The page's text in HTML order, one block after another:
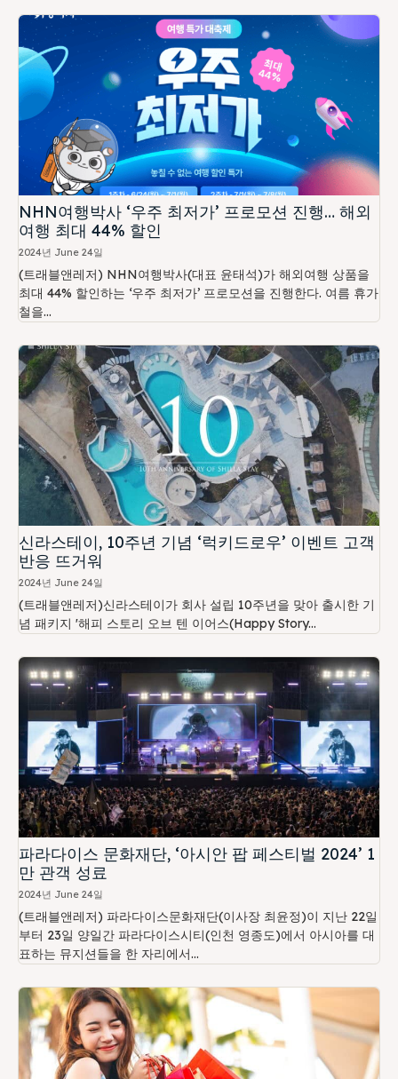
NHN여행박사 ‘우주 최저가’ 프로모션 진행… 해외
여행 최대 44% 할인
2024년 June 24일
(트래블앤레저) NHN여행박사(대표 윤태석)가 해외여행 상품을
최대 44% 할인하는 ‘우주 최저가’ 프로모션을 진행한다. 여름 휴가
철을...
신라스테이, 10주년 기념 ‘럭키드로우’ 이벤트 고객
반응 뜨거워
2024년 June 24일
(트래블앤레저)신라스테이가 회사 설립 10주년을 맞아 출시한 기
념 패키지 '해피 스토리 오브 텐 이어스(Happy Story...
파라다이스 문화재단, ‘아시안 팝 페스티벌 2024’ 1
만 관객 성료
2024년 June 24일
(트래블앤레저) 파라다이스문화재단(이사장 최윤정)이 지난 22일
부터 23일 양일간 파라다이스시티(인천 영종도)에서 아시아를 대
표하는 뮤지션들을 한 자리에서...